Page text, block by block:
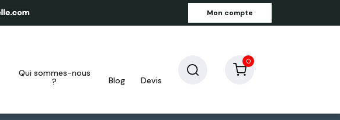
Mon compte
qui sommes-nous
?
blog devis
0